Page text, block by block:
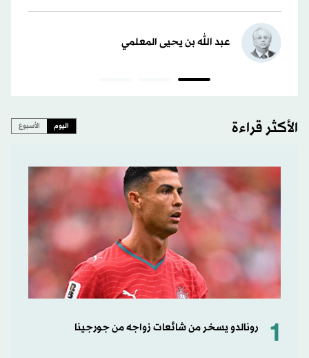
عبد الله بن يحيى المعلمي
الأكثر قراءة اليوم الأسبوع
1 رونالدو يسخر من شائعات زواجه من جورجينا